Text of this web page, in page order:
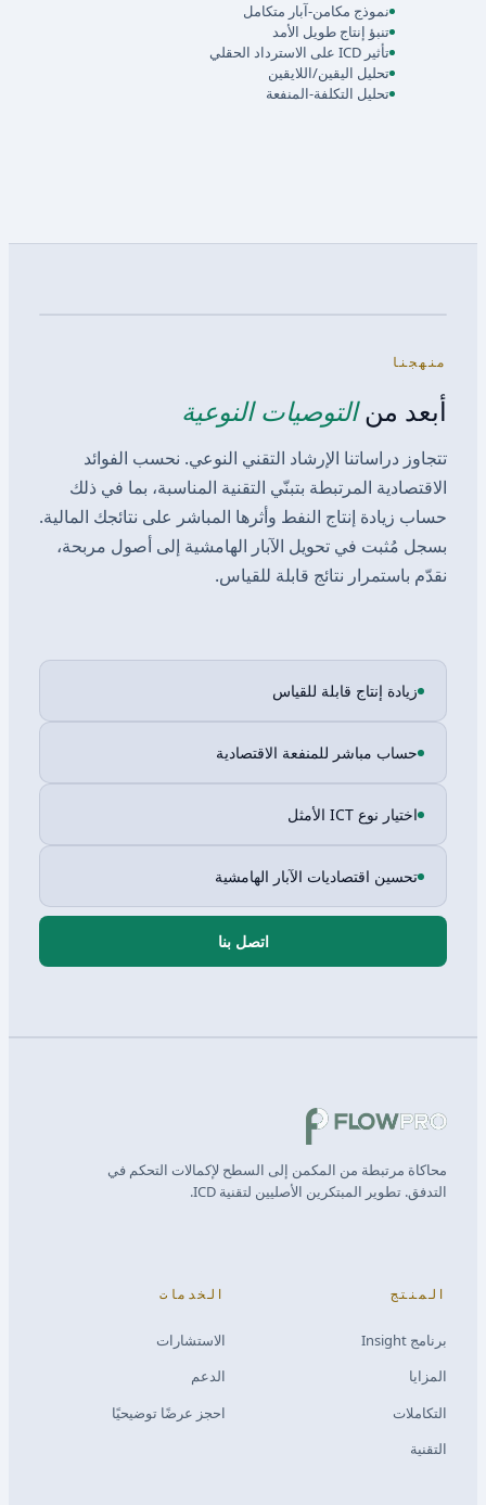
نموذج مكامن-آبار متكامل
تنبؤ إنتاج طويل الأمد
تأثير ICD على الاسترداد الحقلي
تحليل اليقين/اللايقين
تحليل التكلفة-المنفعة
منهجنا
أبعد منالتوصيات النوعية
تتجاوز دراساتنا الإرشاد التقني النوعي. نحسب الفوائد
الاقتصادية المرتبطة بتبنّي التقنية المناسبة، بما في ذلك
حساب زيادة إنتاج النفط وأثرها المباشر على نتائجك المالية.
بسجل مُثبت في تحويل الآبار الهامشية إلى أصول مربحة،
نقدّم باستمرار نتائج قابلة للقياس.
زيادة إنتاج قابلة للقياس
حساب مباشر للمنفعة الاقتصادية
اختيار نوع ICT الأمثل
تحسين اقتصاديات الآبار الهامشية
اتصل بنا
محاكاة مرتبطة من المكمن إلى السطح لإكمالات التحكم في
التدفق. تطوير المبتكرين الأصليين لتقنية ICD.
المنتج
برنامج Insight
المزايا
التكاملات
التقنية
الخدمات
الاستشارات
الدعم
احجز عرضًا توضيحيًا